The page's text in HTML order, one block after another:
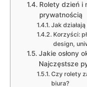
Rolety dzień i
prywatnością
Jak
Korzyści:
design,
Jakie osłony
Najczęstsze
Czy rolety
biura?